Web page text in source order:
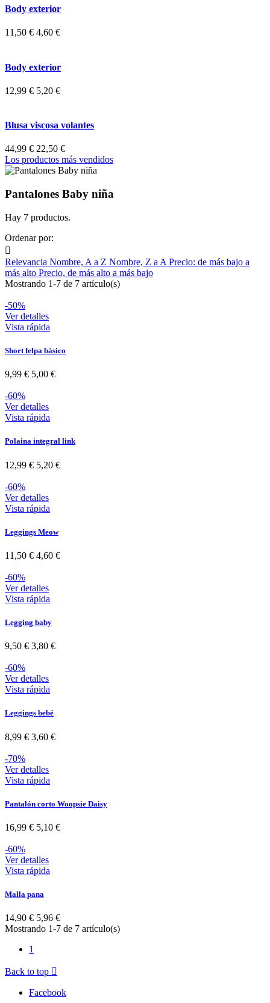
Body exterior
11,50 € 4,60 €
Body exterior
12,99 € 5,20 €
Blusa viscosa volantes
44,99 € 22,50 €
Los productos más vendidos
Pantalones Baby niña
Hay 7 productos.
Ordenar por:

Relevancia Nombre, A a Z Nombre, Z a A Precio: de más bajo a
más alto Precio, de más alto a más bajo
Mostrando 1-7 de 7 artículo(s)
-50%
Ver detalles
Vista rápida
Short felpa básico
9,99 € 5,00 €
-60%
Ver detalles
Vista rápida
Polaina integral link
12,99 € 5,20 €
-60%
Ver detalles
Vista rápida
Leggings Meow
11,50 € 4,60 €
-60%
Ver detalles
Vista rápida
Legging baby
9,50 € 3,80 €
-60%
Ver detalles
Vista rápida
Leggings bebé
8,99 € 3,60 €
-70%
Ver detalles
Vista rápida
Pantalón corto Woopsie Daisy
16,99 € 5,10 €
-60%
Ver detalles
Vista rápida
Malla pana
14,90 € 5,96 €
Mostrando 1-7 de 7 artículo(s)
1
Back to top 
Facebook